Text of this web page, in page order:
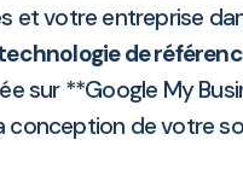
et votre entreprise
de
sur **Google My
conception de votre